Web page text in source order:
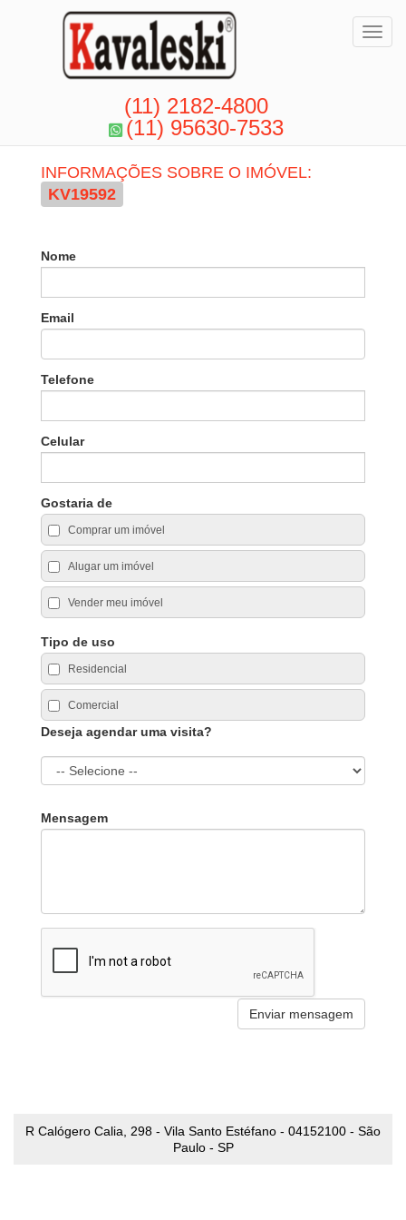
(11) 2182-4800
(11) 95630-7533
INFORMAÇÕES SOBRE O IMÓVEL:
KV19592
Nome
Email
Telefone
Celular
Gostaria de
Comprar um imóvel
Alugar um imóvel
Vender meu imóvel
Tipo de uso
Residencial
Comercial
Deseja agendar uma visita?
Mensagem
R Calógero Calia, 298 - Vila Santo Estéfano - 04152100 - São
Paulo - SP